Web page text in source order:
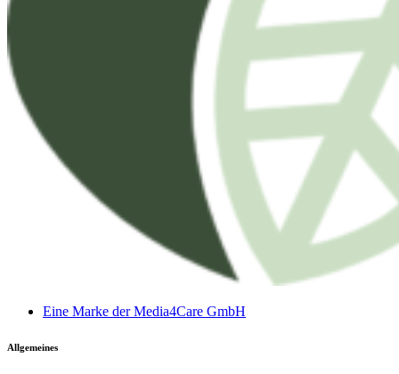
Eine Marke der Media4Care GmbH
Allgemeines